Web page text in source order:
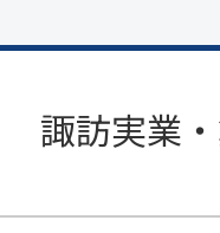
諏訪実業